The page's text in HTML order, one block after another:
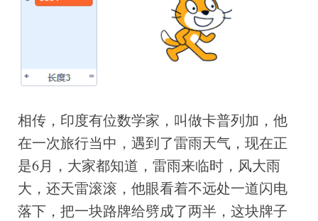
相传，印度有位数学家，叫做卡普列加，他
在一次旅行当中，遇到了雷雨天气，现在正
是6月，大家都知道，雷雨来临时，风大雨
大，还天雷滚滚，他眼看着不远处一道闪电
落下，把一块路牌给劈成了两半，这块牌子